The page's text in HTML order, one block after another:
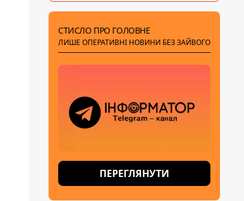
СТИСЛО ПРО ГОЛОВНЕ
ЛИШЕ ОПЕРАТИВНІ НОВИНИ БЕЗ ЗАЙВОГО
ПЕРЕГЛЯНУТИ